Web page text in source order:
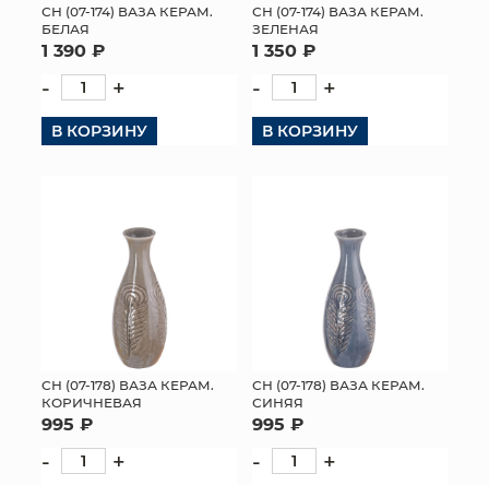
СН (07-174) ВАЗА КЕРАМ.
БЕЛАЯ
1 390 ₽
- +
В КОРЗИНУ
СН (07-174) ВАЗА КЕРАМ.
ЗЕЛЕНАЯ
1 350 ₽
- +
В КОРЗИНУ
СН (07-178) ВАЗА КЕРАМ.
КОРИЧНЕВАЯ
995 ₽
- +
СН (07-178) ВАЗА КЕРАМ.
СИНЯЯ
995 ₽
- +